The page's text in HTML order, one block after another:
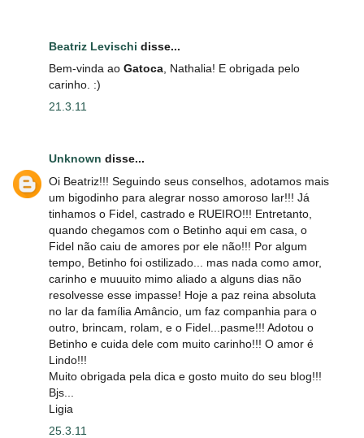
Beatriz Levischi disse...
Bem-vinda ao Gatoca , Nathalia! E obrigada pelo
carinho. :)
21.3.11
Unknown disse...
Oi Beatriz!!! Seguindo seus conselhos, adotamos mais
um bigodinho para alegrar nosso amoroso lar!!! Já
tinhamos o Fidel, castrado e RUEIRO!!! Entretanto,
quando chegamos com o Betinho aqui em casa, o
Fidel não caiu de amores por ele não!!! Por algum
tempo, Betinho foi ostilizado... mas nada como amor,
carinho e muuuito mimo aliado a alguns dias não
resolvesse esse impasse! Hoje a paz reina absoluta
no lar da família Amâncio, um faz companhia para o
outro, brincam, rolam, e o Fidel...pasme!!! Adotou o
Betinho e cuida dele com muito carinho!!! O amor é
Lindo!!!
Muito obrigada pela dica e gosto muito do seu blog!!!
Bjs...
Ligia
25.3.11